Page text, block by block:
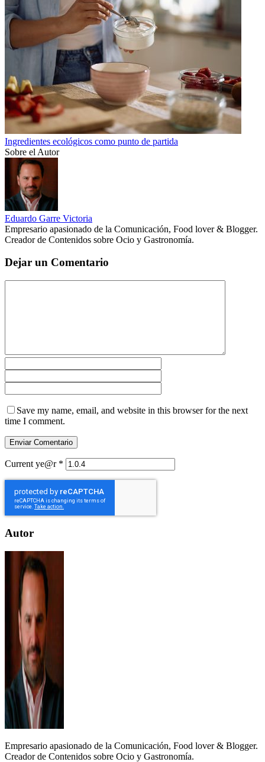
Ingredientes ecológicos como punto de partida
Sobre el Autor
Eduardo Garre Victoria
Empresario apasionado de la Comunicación, Food lover & Blogger.
Creador de Contenidos sobre Ocio y Gastronomía.
Dejar un Comentario
Save my name, email, and website in this browser for the next
time I comment.
Current ye@r *
Autor
Empresario apasionado de la Comunicación, Food lover & Blogger.
Creador de Contenidos sobre Ocio y Gastronomía.